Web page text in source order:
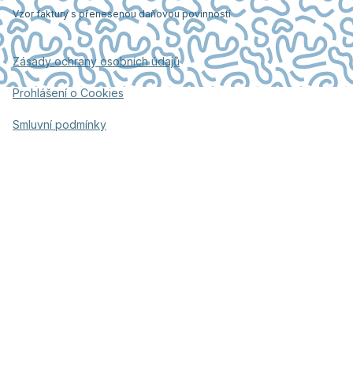
Vzor faktury s přenesenou daňovou povinností
Zásady ochrany osobních údajů
Prohlášení o Cookies
Smluvní podmínky